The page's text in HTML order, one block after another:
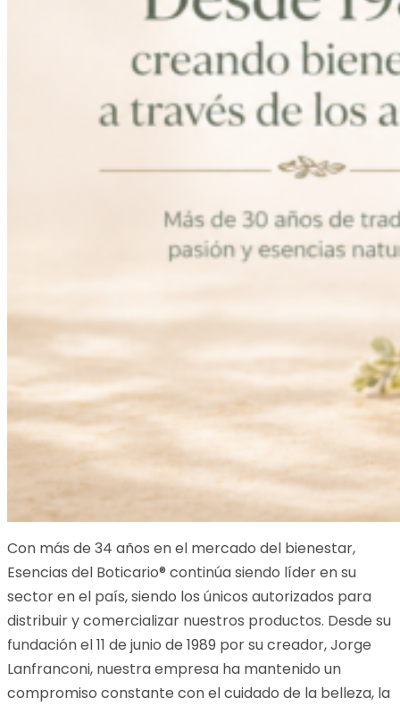
Con más de 34 años en el mercado del bienestar,
Esencias del Boticario® continúa siendo líder en su
sector en el país, siendo los únicos autorizados para
distribuir y comercializar nuestros productos. Desde su
fundación el 11 de junio de 1989 por su creador, Jorge
Lanfranconi, nuestra empresa ha mantenido un
compromiso constante con el cuidado de la belleza, la